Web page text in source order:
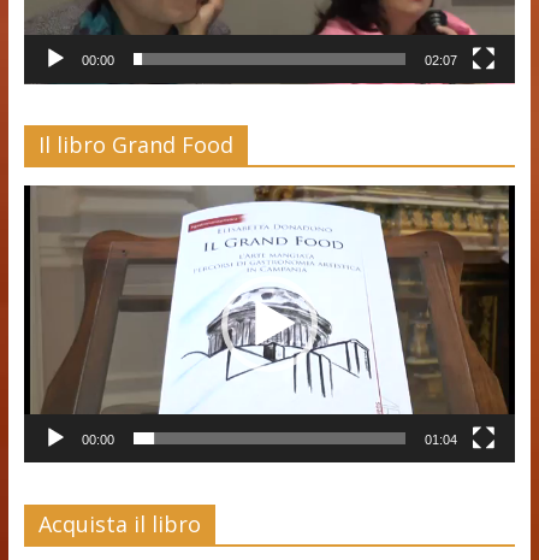
00:00 02:07
Il libro Grand Food
00:00 01:04
Acquista il libro